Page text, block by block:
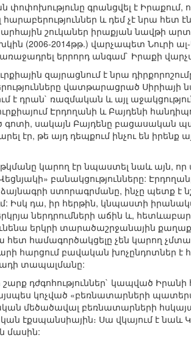
փոփոխությունը գրանցվել է
և դեմ չէ նրա հետ
շուկաներ իրաքյան նավթի
(2006-2014թթ.) վարչապետ Նուրի
երրորդ անգամ` Իրաքի
զայրացնում է նրա
վատթարացրած
դրան` ռազմական և այլ
Էրդողանի և Բայդենի
գոտի, սակայն Բայդենը բացասական
էր, թե այդ դեպքում ինչու են իրենք
կարող էր նպաստել նաև այն, որ
բանակցությունները:
ստորագրմանը, ինչը պետք է
դա, իր հերթին, կնպաստի
ներդրումների աճին և,
երկրի տարածաշրջանային
հետ համագործակցելը չեն կարող
հարցում բավական խոչընդոտներ է
տապալմանը:
դժգոհություններ` կապված
կոչված «բեռնատարների
մեծածավալ բեռնատարների
էքսպանսիային։ Սա վկայում է նաև
մասին: